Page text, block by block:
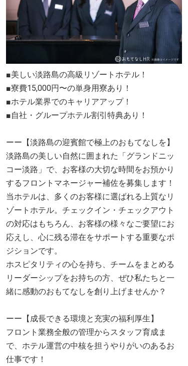
■美しい淡路島の高級リゾートホテル！
■寮費15,000円〜の単身用寮あり！
■ホテル業界でのキャリアアップ！
■自社・グループホテル割引特典あり！
ーー【淡路島の迎賓館で極上のおもてなしを】
淡路島の美しい自然に囲まれた「グランドニッ
コー淡路」で、お客様の大切な時間をお預かり
するフロントマネージャー補佐を募集します！
当ホテルは、多くのお客様に選ばれる上質なリ
ゾートホテル。チェックイン・チェックアウト
の対応はもちろん、お客様の様々なご要望にお
応えし、心に残る滞在をサポートする重要なポ
ジションです。
ホスピタリティの心を持ち、チームをまとめる
リーダーシップをお持ちの方、ぜひ私たちと一
緒に感動のおもてなしを創り上げませんか？
ーー【成長できる環境と充実の福利厚生】
フロント業務全般の管理からスタッフ育成ま
で、ホテル運営の中核を担うやりがいのあるお
仕事です！